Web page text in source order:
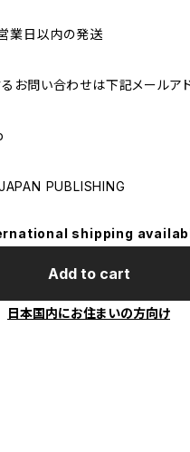
業日以内の発送
お問い合わせは下記メールア
PUBLISHING
shipping
Add to cart
日本国内にお住まいの方向け